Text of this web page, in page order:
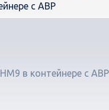
с АВР